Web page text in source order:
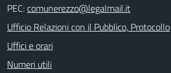
PEC:
Ufficio Relazioni con il Pubblico, Protocollo
Uffici e orari
Numeri utili